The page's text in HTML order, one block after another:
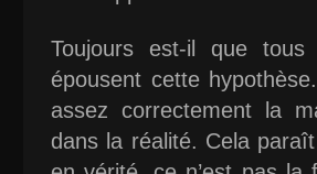
Toujours est-il que
épousent cette
assez correctement la
dans la réalité. Cela